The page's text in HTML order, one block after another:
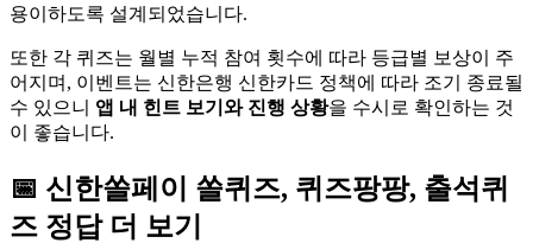
용이하도록 설계되었습니다.
또한 각 퀴즈는 월별 누적 참여 횟수에 따라 등급별 보상이 주
어지며, 이벤트는 신한은행 신한카드 정책에 따라 조기 종료될
수 있으니 앱 내 힌트 보기와 진행 상황을 수시로 확인하는 것
이 좋습니다.
📅 신한쏠페이
쏠퀴즈, 퀴즈팡팡, 출석퀴
즈 정답 더 보기